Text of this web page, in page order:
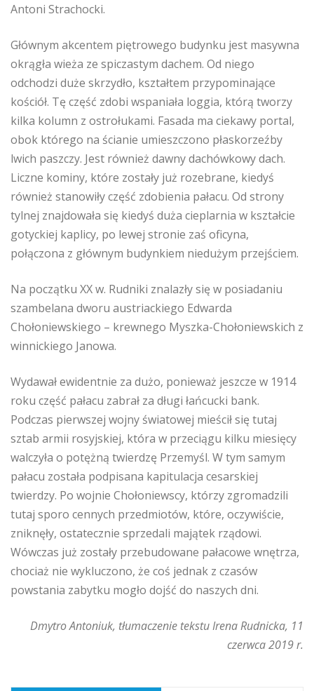
Antoni Strachocki.
Głównym akcentem piętrowego budynku jest masywna
okrągła wieża ze spiczastym dachem. Od niego
odchodzi duże skrzydło, kształtem przypominające
kościół. Tę część zdobi wspaniała loggia, którą tworzy
kilka kolumn z ostrołukami. Fasada ma ciekawy portal,
obok którego na ścianie umieszczono płaskorzeźby
lwich paszczy. Jest również dawny dachówkowy dach.
Liczne kominy, które zostały już rozebrane, kiedyś
również stanowiły część zdobienia pałacu. Od strony
tylnej znajdowała się kiedyś duża cieplarnia w kształcie
gotyckiej kaplicy, po lewej stronie zaś oficyna,
połączona z głównym budynkiem niedużym przejściem.
Na początku XX w. Rudniki znalazły się w posiadaniu
szambelana dworu austriackiego Edwarda
Chołoniewskiego – krewnego Myszka-Chołoniewskich z
winnickiego Janowa.
Wydawał ewidentnie za dużo, ponieważ jeszcze w 1914
roku część pałacu zabrał za długi łańcucki bank.
Podczas pierwszej wojny światowej mieścił się tutaj
sztab armii rosyjskiej, która w przeciągu kilku miesięcy
walczyła o potężną twierdzę Przemyśl. W tym samym
pałacu została podpisana kapitulacja cesarskiej
twierdzy. Po wojnie Chołoniewscy, którzy zgromadzili
tutaj sporo cennych przedmiotów, które, oczywiście,
zniknęły, ostatecznie sprzedali majątek rządowi.
Wówczas już zostały przebudowane pałacowe wnętrza,
chociaż nie wykluczono, że coś jednak z czasów
powstania zabytku mogło dojść do naszych dni.
Dmytro Antoniuk, tłumaczenie tekstu Irena Rudnicka, 11
czerwca 2019 r.